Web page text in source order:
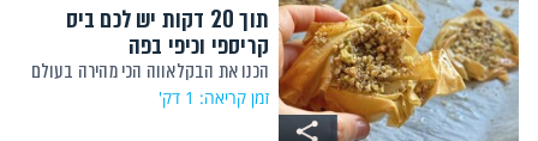
תוך 20 דקות יש לכם ביס
קריספי וכיפי בפה
הכנו את הבקלאווה הכי מהירה בעולם
זמן קריאה: 1 דק'